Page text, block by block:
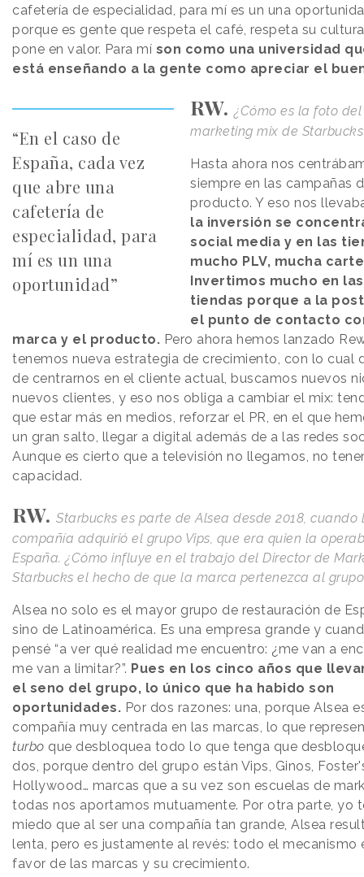
cafetería de especialidad, para mí es un una
porque es gente que respeta el café, respeta su
pone en valor. Para mí son como una universidad
está enseñando a la gente como apreciar el
“En el caso de
España, cada vez
que abre una
cafetería de
especialidad, para
mí es un una
oportunidad”
RW. ¿Cómo es la foto del
marketing mix de
Hasta ahora nos
siempre en las campañas
producto. Y eso nos
la inversión se
social media y en las
mucho PLV, mucha
Invertimos mucho en las
tiendas porque a la
el punto de contacto
marca y el producto. Pero ahora hemos lanzado
tenemos nueva estrategia de crecimiento, con lo cual
de centrarnos en el cliente actual, buscamos nuevos
nuevos clientes, y eso nos obliga a cambiar el mix:
que estar más en medios, reforzar el PR, en el que
un gran salto, llegar a digital además de a las redes
Aunque es cierto que a televisión no llegamos, no
capacidad.
RW. Starbucks es parte de Alsea desde 2018, cuando
compañía adquirió el grupo Vips, que era quien la
España. ¿Cómo influye en el trabajo del Director de
Starbucks el hecho de que la marca pertenezca al
Alsea no solo es el mayor grupo de restauración de
sino de Latinoamérica. Es una empresa grande y
pensé “a ver qué realidad me encuentro: ¿me van a
me van a limitar?”. Pues en los cinco años que
el seno del grupo, lo único que ha habido son
oportunidades. Por dos razones: una, porque Alsea
compañía muy centrada en las marcas, lo que
turbo que desbloquea todo lo que tenga que
dos, porque dentro del grupo están Vips, Ginos,
Hollywood… marcas que a su vez son escuelas de
todas nos aportamos mutuamente. Por otra parte, yo
miedo que al ser una compañía tan grande, Alsea
lenta, pero es justamente al revés: todo el mecanismo
favor de las marcas y su crecimiento.